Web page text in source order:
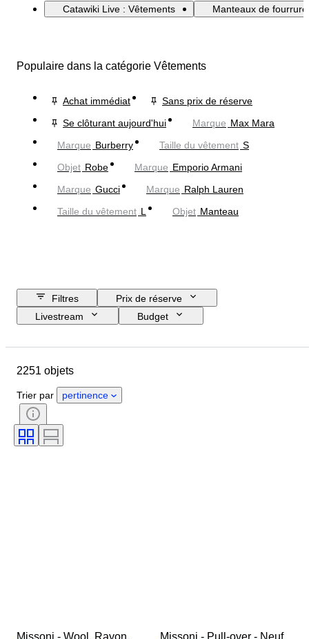
Catawiki Live : Vêtements Manteaux de
Populaire dans la catégorie Vêtements
Achat immédiat
Sans prix de réserve
Se clôturant aujourd'hui
Marque Max Mara
Marque Burberry Taille du vêtement S
Objet Robe Marque Emporio Armani
Marque Gucci Marque Ralph Lauren
Taille du vêtement L Objet Manteau
Filtres
Prix de réserve
Livestream
Budget
Pays d’origine
Genre
État
Style
Couleur
Taille du vêtement
Époque
2251 objets
Trier par pertinence